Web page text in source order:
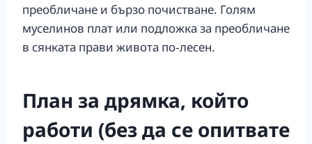
преобличане и бързо почистване. Голям
муселинов плат или подложка за преобличане
в сянката прави живота по‑лесен.
План за дрямка, който
работи (без да се опитвате